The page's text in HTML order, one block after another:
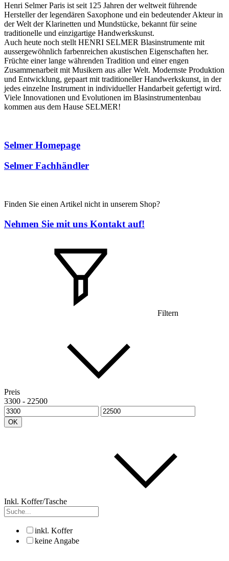
Henri Selmer Paris ist seit 125 Jahren der weltweit führende
Hersteller der legendären Saxophone und ein bedeutender Akteur in
der Welt der Klarinetten und Mundstücke, bekannt für seine
traditionelle und einzigartige Handwerkskunst.
Auch heute noch stellt HENRI SELMER Blasinstrumente mit
aussergewöhnlich farbenreichen akustischen Eigenschaften her.
Früchte einer lange währenden Tradition und einer engen
Zusammenarbeit mit Musikern aus aller Welt. Modernste Produktion
und Entwicklung, gepaart mit traditioneller Handwerkskunst, in der
jedes einzelne Instrument in individueller Handarbeit gefertigt wird.
Viele Innovationen und Evolutionen im Blasinstrumentenbau
kommen aus dem Hause SELMER!
Selmer Homepage
Selmer Fachhändler
Finden Sie einen Artikel nicht in unserem Shop?
Nehmen Sie mit uns Kontakt auf!
Filtern
Preis
3300 - 22500
OK
Inkl. Koffer/Tasche
inkl. Koffer
keine Angabe